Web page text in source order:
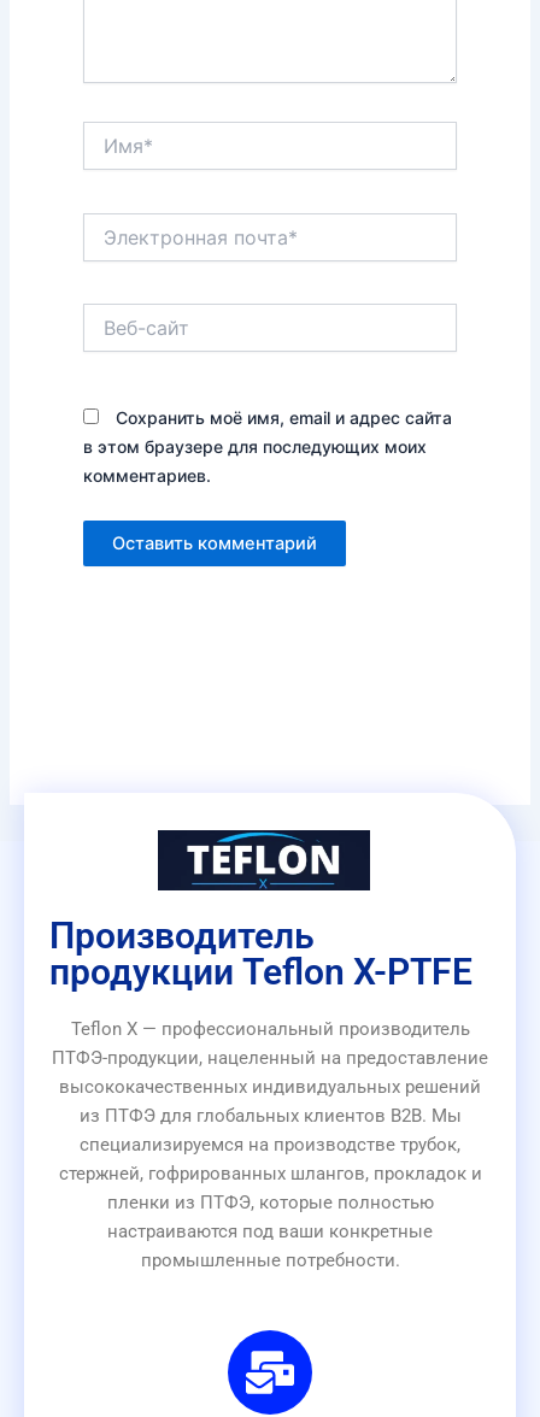
почта*
сайт
Сохранить моё имя, email и адрес сайта
в этом браузере для последующих моих
комментариев.
Производитель
продукции Teflon X-PTFE
Teflon X — профессиональный производитель
ПТФЭ-продукции, нацеленный на предоставление
высококачественных индивидуальных решений
из ПТФЭ для глобальных клиентов B2B. Мы
специализируемся на производстве трубок,
стержней, гофрированных шлангов, прокладок и
пленки из ПТФЭ, которые полностью
настраиваются под ваши конкретные
промышленные потребности.